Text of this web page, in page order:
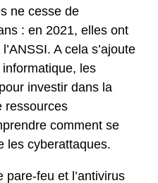
ne cesse de
: en 2021, elles ont
A cela s’ajoute
les
investir dans la
ressources
comment se
les cyberattaques.
feu et l’antivirus